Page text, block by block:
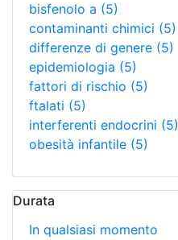
bisfenolo a (5)
contaminanti chimici (5)
differenze di genere (5)
epidemiologia (5)
fattori di rischio (5)
ftalati (5)
interferenti endocrini (5)
obesità infantile (5)
Durata
In qualsiasi momento